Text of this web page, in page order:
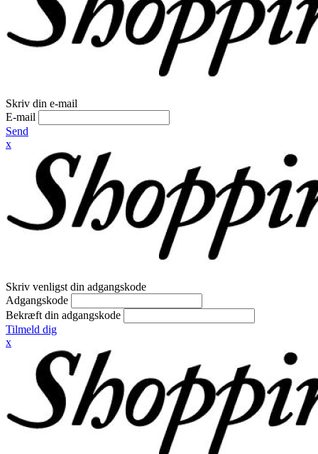
Skriv din e-mail
E-mail
Send
x
Skriv venligst din adgangskode
Adgangskode
Bekræft din adgangskode
Tilmeld dig
x